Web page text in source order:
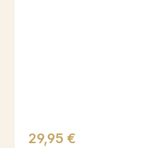
Regulärer Preis:
29,95 €